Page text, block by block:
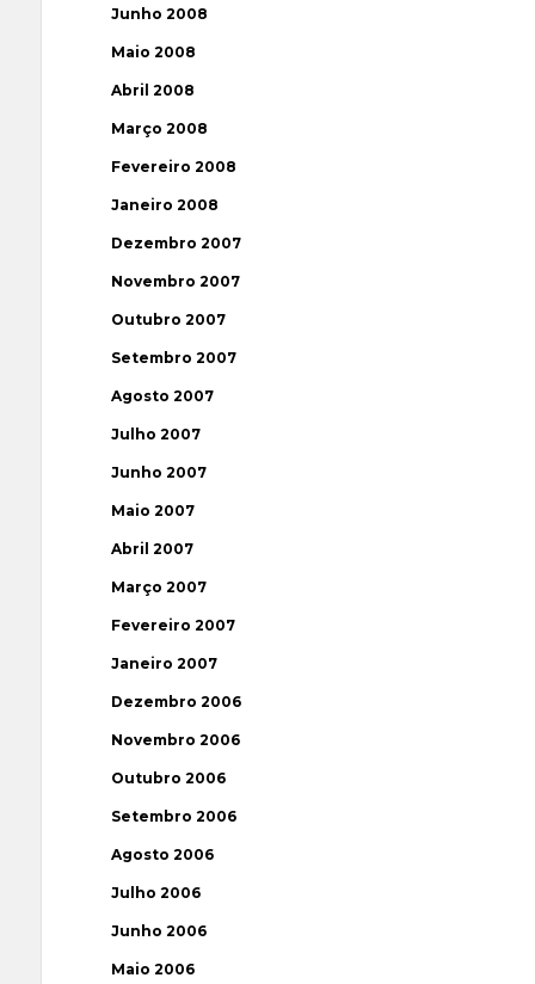
Junho 2008
Maio 2008
Abril 2008
Março 2008
Fevereiro 2008
Janeiro 2008
Dezembro 2007
Novembro 2007
Outubro 2007
Setembro 2007
Agosto 2007
Julho 2007
Junho 2007
Maio 2007
Abril 2007
Março 2007
Fevereiro 2007
Janeiro 2007
Dezembro 2006
Novembro 2006
Outubro 2006
Setembro 2006
Agosto 2006
Julho 2006
Junho 2006
Maio 2006